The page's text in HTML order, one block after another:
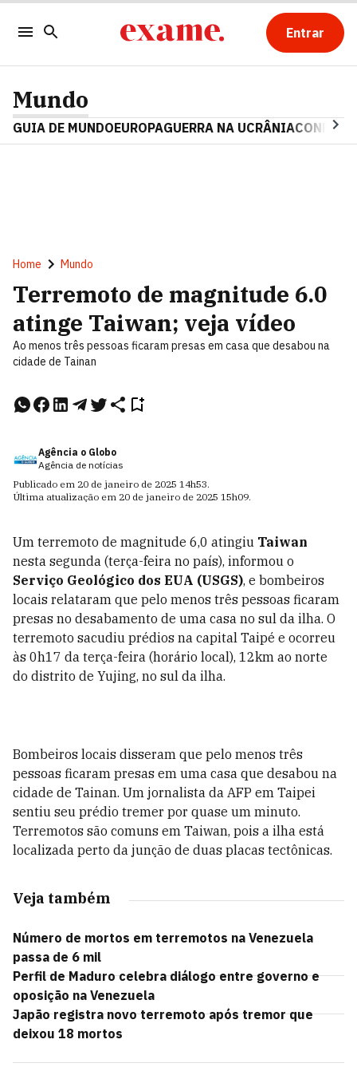
Entrar
Mundo
GUIA DE MUNDOEUROPAGUERRA NA UCRÂNIA
Home Mundo
Terremoto de magnitude 6.0
atinge Taiwan; veja vídeo
Ao menos três pessoas ficaram presas em casa que desabou na
cidade de Tainan
Agência o Globo
Agência de notícias
Publicado em 20 de janeiro de 2025 14h53.
Última atualização em 20 de janeiro de 2025 15h09.
Um terremoto de magnitude 6,0 atingiu Taiwan
nesta segunda (terça-feira no país), informou o
Serviço Geológico dos EUA (USGS), e bombeiros
locais relataram que pelo menos três pessoas ficaram
presas no desabamento de uma casa no sul da ilha. O
terremoto sacudiu prédios na capital Taipé e ocorreu
às 0h17 da terça-feira (horário local), 12km ao norte
do distrito de Yujing, no sul da ilha.
Bombeiros locais disseram que pelo menos três
pessoas ficaram presas em uma casa que desabou na
cidade de Tainan. Um jornalista da AFP em Taipei
sentiu seu prédio tremer por quase um minuto.
Terremotos são comuns em Taiwan, pois a ilha está
localizada perto da junção de duas placas tectônicas.
Veja também
Número de mortos em terremotos na Venezuela
passa de 6 mil
Perfil de Maduro celebra diálogo entre governo e
oposição na Venezuela
Japão registra novo terremoto após tremor que
deixou 18 mortos